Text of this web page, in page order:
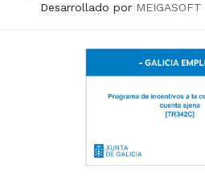
Desarrollado por MEIGASOFT